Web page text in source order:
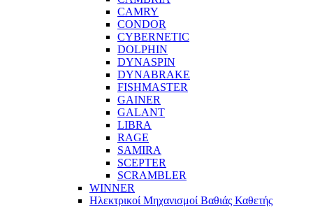
CAMRY
CONDOR
CYBERNETIC
DOLPHIN
DYNASPIN
DYNABRAKE
FISHMASTER
GAINER
GALANT
LIBRA
RAGE
SAMIRA
SCEPTER
SCRAMBLER
WINNER
Ηλεκτρικοί Μηχανισμοί Βαθιάς Καθετής